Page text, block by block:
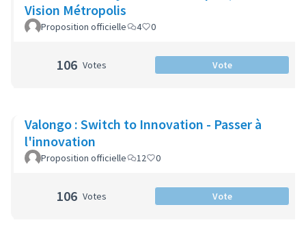
Vision Métropolis
Proposition officielle 4 0
106 Votes Vote
Valongo : Switch to Innovation - Passer à
l'innovation
Proposition officielle 12 0
106 Votes Vote